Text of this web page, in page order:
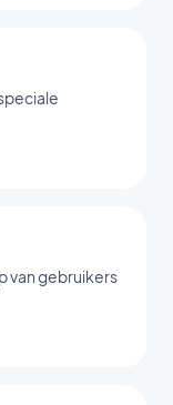
van gebruikers